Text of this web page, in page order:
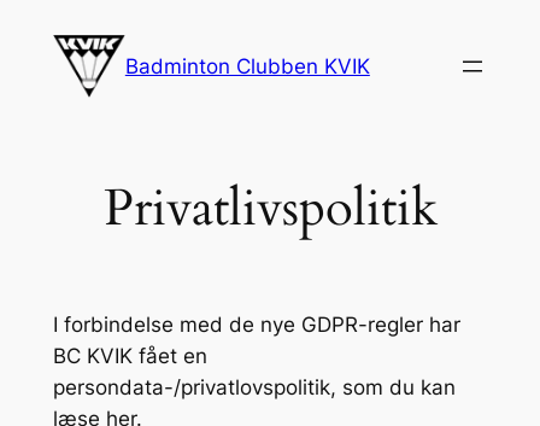
indhold
Badminton Clubben KVIK
Privatlivspolitik
I forbindelse med de nye GDPR-regler har
BC KVIK fået en
persondata-/privatlovspolitik, som du kan
læse her.